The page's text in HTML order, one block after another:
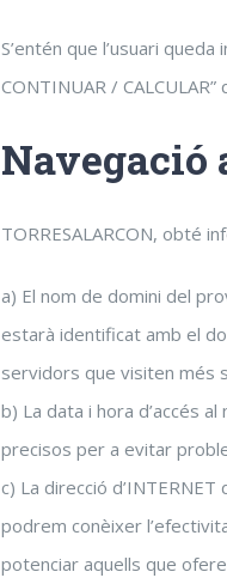
S’entén que l’usuari
CONTINUAR /
Navegació
TORRESALARCON, obté
a) El nom de domini del
estarà identificat amb el
servidors que visiten més
b) La data i hora d’accés
precisos per a evitar
c) La direcció
podrem conèixer
potenciar aquells que